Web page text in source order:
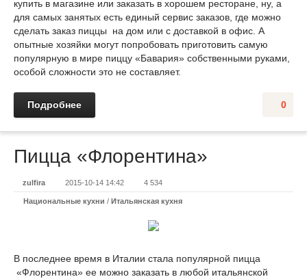
купить в магазине или заказать в хорошем ресторане, ну, а
для самых занятых есть единый сервис заказов, где можно
сделать заказ пиццы на дом или с доставкой в офис. А
опытные хозяйки могут попробовать приготовить самую
популярную в мире пиццу «Бавария» собственными руками,
особой сложности это не составляет.
0
Подробнее
Пицца «Флорентина»
zulfira 2015-10-14 14:42 4 534
Национальные кухни / Итальянская кухня
В последнее время в Италии стала популярной пицца
«Флорентина» ее можно заказать в любой итальянской